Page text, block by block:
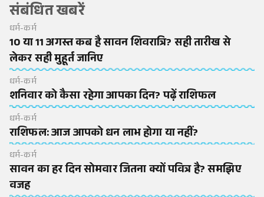
संबंधित खबरें
धर्म-कर्म
10 या 11 अगस्त कब है सावन शिवरात्रि? सही तारीख से
लेकर सही मुहूर्त जानिए
धर्म-कर्म
शनिवार को कैसा रहेगा आपका दिन? पढ़ें राशिफल
धर्म-कर्म
राशिफल: आज आपको धन लाभ होगा या नहीं?
धर्म-कर्म
सावन का हर दिन सोमवार जितना क्यों पवित्र है? समझिए
वजह